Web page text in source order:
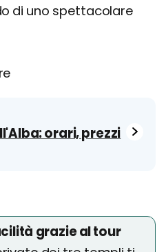
di uno spettacolare
orari, prezzi
grazie al tour